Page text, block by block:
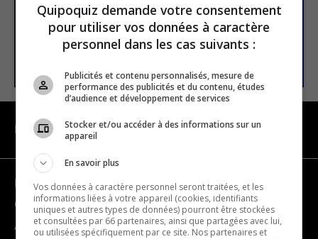
SUBSCRIBE
NAVIGATION
Become a partner
Contact us
About us
Quipoquiz demande votre consentement
pour utiliser vos données à caractère
personnel dans les cas suivants :
Publicités et contenu personnalisés, mesure de
performance des publicités et du contenu, études
d’audience et développement de services
Stocker et/ou accéder à des informations sur un
appareil
En savoir plus
Vos données à caractère personnel seront traitées, et les
informations liées à votre appareil (cookies, identifiants
uniques et autres types de données) pourront être stockées
et consultées par 66 partenaires, ainsi que partagées avec lui,
ou utilisées spécifiquement par ce site. Nos partenaires et